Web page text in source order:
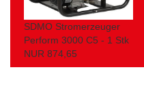
SDMO Stromerzeuger
Perform 3000 C5 - 1 Stk
NUR 874,65